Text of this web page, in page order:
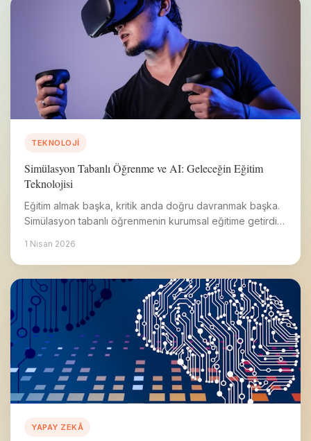
TEKNOLOJI
Simülasyon Tabanlı Öğrenme ve AI: Geleceğin Eğitim
Teknolojisi
Eğitim almak başka, kritik anda doğru davranmak başka.
Simülasyon tabanlı öğrenmenin kurumsal eğitime getirdiği
1 Nisan 2026
YAPAY ZEKÂ